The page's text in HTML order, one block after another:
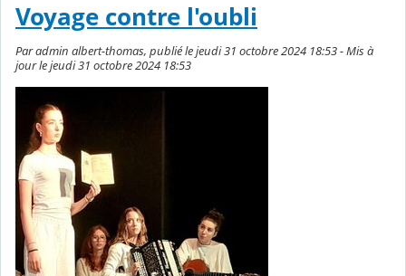
Voyage contre l'oubli
Par admin albert-thomas, publié le jeudi 31 octobre 2024 18:53 - Mis à
jour le jeudi 31 octobre 2024 18:53